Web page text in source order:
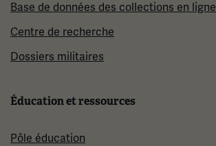
Base de données des collections en ligne
Centre de recherche
Dossiers militaires
Éducation et ressources
Pôle éducation